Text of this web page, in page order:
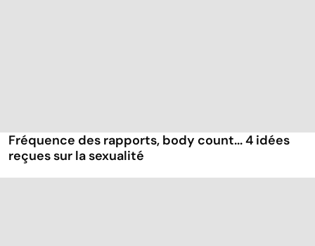
Fréquence des rapports, body count... 4 idées
reçues sur la sexualité